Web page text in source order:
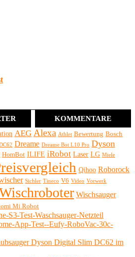
KOMMENTARE
AEG Alexa Athlet Bewertung Bosch
Dreame Dreame Bot L10 Pro Dyson
HomBot ILIFE iRobot Laser LG Miele
Qihoo Roborock
Sichler Tineco V6 Video Vorwerk
Wischsauger
Mi Robot
S3-Test-Waschsauger-Netzteil
App-Test--Eufy-RoboVac-30c-
Dyson Digital Slim DC62 im